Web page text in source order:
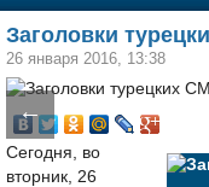
Заголовки
26 января 2016, 13:38
←
Сегодня, во
вторник, 26